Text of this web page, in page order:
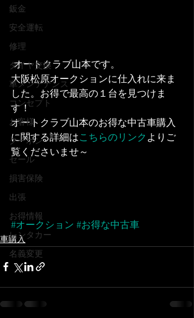
鈑金
安全運転
修理
タイヤ交換
車メンテナンス
コンセプト
お客様
クーポン
セール
損害保険
出張
お得情報
レンタカー
名義変更
オートクラブ山本です。
大阪松原オークションに仕入れに来ま
した。お得で最高の１台を見つけま
す！
オートクラブ山本のお得な中古車購入
に関する詳細はこちらのリンク よりご
覧くださいませ～
#オークション #お得な中古車
車購入